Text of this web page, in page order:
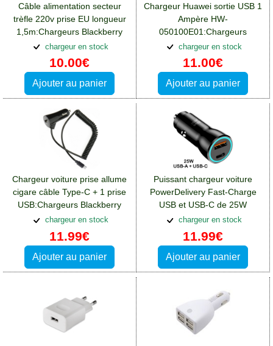
Câble alimentation secteur
trèfle 220v prise EU longueur
1,5m:Chargeurs Blackberry
DTEK50
chargeur en stock
10.00€
Ajouter au panier
Chargeur Huawei sortie USB 1
Ampère HW-
050100E01:Chargeurs
Blackberry DTEK50
chargeur en stock
11.00€
Ajouter au panier
Chargeur voiture prise allume
cigare câble Type-C + 1 prise
USB:Chargeurs Blackberry
DTEK50
chargeur en stock
11.99€
Ajouter au panier
Puissant chargeur voiture
PowerDelivery Fast-Charge
USB et USB-C de 25W
BlueStar:Chargeurs
Blackberry DTEK50
chargeur en stock
11.99€
Ajouter au panier